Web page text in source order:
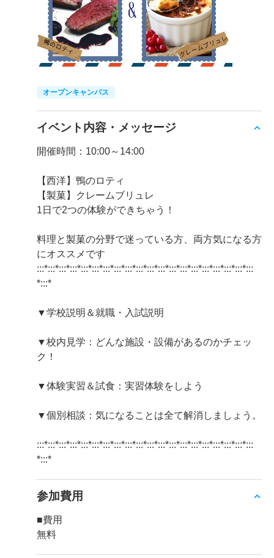
オープンキャンパス
イベント内容・メッセージ
開催時間：10:00～14:00
【西洋】鴨のロティ
【製菓】クレームブリュレ
1日で2つの体験ができちゃう！
料理と製菓の分野で迷っている方、両方気になる方
にオススメです
:::*:::*:::*:::*:::*:::*:::*:::*:::*:::*:::*:::*:::*:::*:::*:::*:::*:::*:::*:::
*:::*
▼学校説明＆就職・入試説明
▼校内見学：どんな施設・設備があるのかチェッ
ク！
▼体験実習＆試食：実習体験をしよう
▼個別相談：気になることは全て解消しましょう。
:::*:::*:::*:::*:::*:::*:::*:::*:::*:::*:::*:::*:::*:::*:::*:::*:::*:::*:::*:::
*:::*
参加費用
■費用
無料